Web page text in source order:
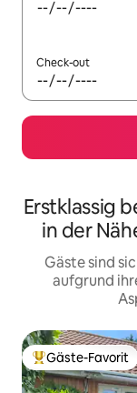
Check-out
Erstklassig
in der
Gäste sind
aufgrund
Beliebter Gäste-
Gäste-Favorit